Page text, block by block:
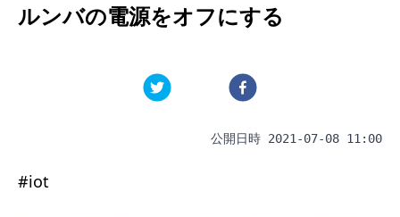
ルンバの電源をオフにする
公開日時 2021-07-08 11:00
#iot